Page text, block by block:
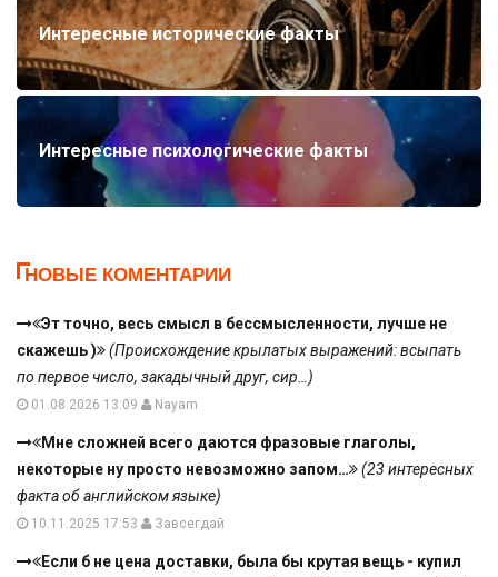
Интересные исторические факты
Интересные психологические факты
НОВЫЕ КОМЕНТАРИИ
Эт точно, весь смысл в бессмысленности, лучше не
скажешь )
(Происхождение крылатых выражений: всыпать
по первое число, закадычный друг, сир…)
01.08.2026 13:09 Nayam
Мне сложней всего даются фразовые глаголы,
некоторые ну просто невозможно запом…
(23 интересных
факта об английском языке)
10.11.2025 17:53 Завсегдай
Если б не цена доставки, была бы крутая вещь - купил